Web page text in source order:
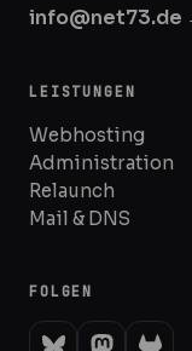
info@net73.de
LEISTUNGEN
Webhosting
Administration
Relaunch
Mail & DNS
FOLGEN